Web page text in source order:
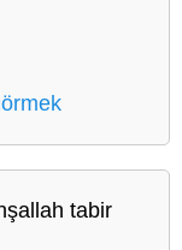
tabir